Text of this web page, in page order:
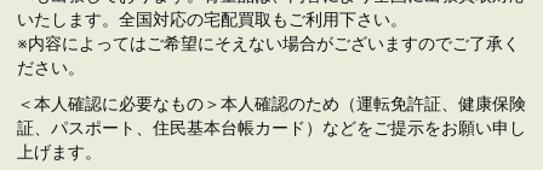
いたします。全国対応の宅配買取もご利用下さい。
※内容によってはご希望にそえない場合がございますのでご了承く
ださい。
＜本人確認に必要なもの＞本人確認のため（運転免許証、健康保険
証、パスポート、住民基本台帳カード）などをご提示をお願い申し
上げます。